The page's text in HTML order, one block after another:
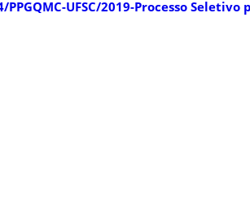
PPGQMC-UFSC/2019-Processo Seletivo